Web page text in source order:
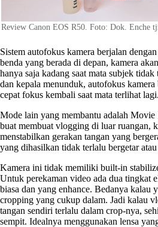
Review Canon EOS R50. Foto: Dok. Enche
Sistem autofokus kamera berjalan
benda yang berada di depan, kamera
hanya saja kadang saat mata subjek
dan kepala menunduk, autofokus
cepat fokus kembali saat mata terlihat lagi.
Mode lain yang membantu adalah
buat membuat vlogging di luar ruangan,
menstabilkan gerakan tangan yang
yang dihasilkan tidak terlalu bergetar atau
Kamera ini tidak memiliki built-in
Untuk perekaman video ada dua tingkat
biasa dan yang enhance. Bedanya kalau
cropping yang cukup dalam. Jadi kalau
tangan sendiri terlalu dalam crop-nya,
sempit. Idealnya menggunakan lensa